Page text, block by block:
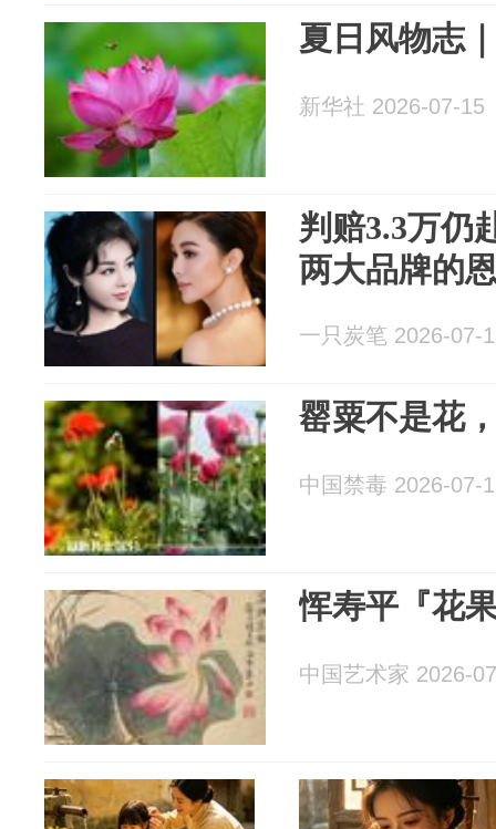
夏日风物志
新华社 2026-07-15
判赔3.3万仍
两大品牌的
一只炭笔 2026-07-
罂粟不是花
中国禁毒 2026-07-
恽寿平『花
中国艺术家 2026-